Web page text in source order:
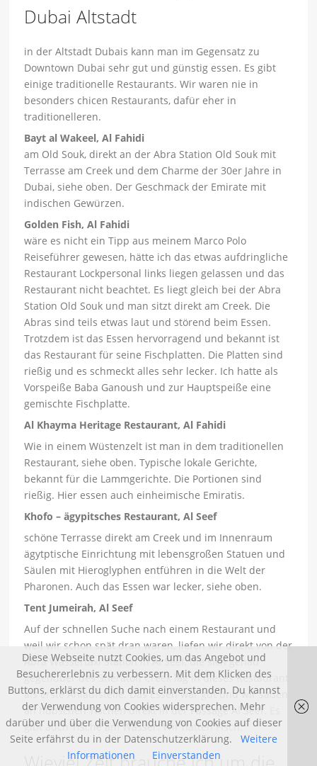
Dubai Altstadt
in der Altstadt Dubais kann man im Gegensatz zu
Downtown Dubai sehr gut und günstig essen. Es gibt
einige traditionelle Restaurants. Wir waren nie in
besonders chicen Restaurants, dafür eher in
traditionelleren.
Bayt al Wakeel, Al Fahidi
am Old Souk, direkt an der Abra Station Old Souk mit
Terrasse am Creek und dem Charme der 30er Jahre in
Dubai, siehe oben. Der Geschmack der Emirate mit
indischen Gewürzen.
Golden Fish, Al Fahidi
wäre es nicht ein Tipp aus meinem Marco Polo
Reiseführer gewesen, hätte ich das etwas aufdringliche
Restaurant Lockpersonal links liegen gelassen und das
Restaurant nicht beachtet. Es liegt gleich bei der Abra
Station Old Souk und man sitzt direkt am Creek. Die
Abras sind teils etwas laut und störend beim Essen.
Trotzdem ist das Essen hervorragend und bekannt ist
das Restaurant für seine Fischplatten. Die Platten sind
rießig und es schmeckt alles sehr lecker. Ich hatte als
Vorspeiße Baba Ganoush und zur Hauptspeiße eine
gemischte Fischplatte.
Al Khayma Heritage Restaurant, Al Fahidi
Wie in einem Wüstenzelt ist man in dem traditionellen
Restaurant, siehe oben. Typische lokale Gerichte,
bekannt für die Lammgerichte. Die Portionen sind
rießig. Hier essen auch einheimische Emiratis.
Khofo – ägypitsches Restaurant, Al Seef
schöne Terrasse direkt am Creek und im Innenraum
ägytptische Einrichtung mit lebensgroßen Statuen und
Säulen mit Hieroglyphen entführen in die Welt der
Pharonen. Auch das Essen war lecker, siehe oben.
Tent Jumeirah, Al Seef
Auf der schnellen Suche nach einem Restaurant und
weil wir schon spät dran waren, liefen wir direkt von der
Abra Wassertaxi Station in Al Seef, die sich genau
gegenüber des Sheraton Creek lag in dieses Restaurant
als erste Anlaufstelle. Das Essen war gut und wir saßen
an hübschen Tischen direkt in der Passage Al Seef. Es
gibt auch Tische am Wasser. Wir hatten Fisch.
Diese Webseite nutzt Cookies, um das Angebot und
Besuchererlebnis zu verbessern. Mit dem Klicken des
Buttons, erklärst du dich damit einverstanden. Du kannst
der Verwendung von Cookies widersprechen. Mehr
darüber und über die Verwendung von Cookies auf dieser
Seite erfährst du in der Datenschutzerklärung.
Weitere
Informationen
Einverstanden